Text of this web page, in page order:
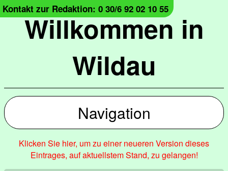
Willkommen in
Wildau
Kontakt zur Redaktion: 0 30/6 92 02 10 55
Navigation
Klicken Sie hier, um zu einer neueren Version dieses
Eintrages, auf aktuellstem Stand, zu gelangen!